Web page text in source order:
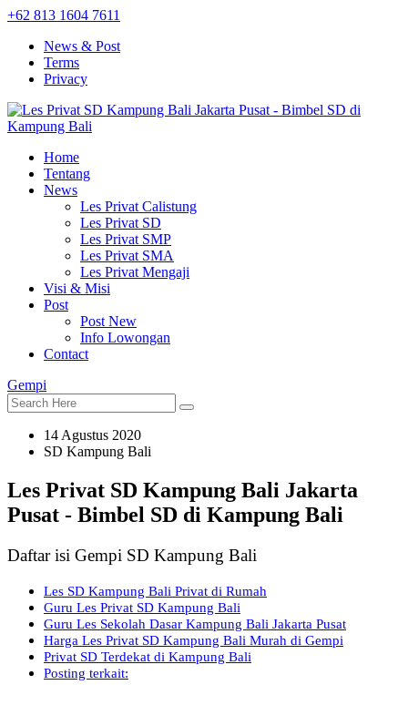
+62 813 1604 7611
News & Post
Terms
Privacy
Home
Tentang
News
Les Privat Calistung
Les Privat SD
Les Privat SMP
Les Privat SMA
Les Privat Mengaji
Visi & Misi
Post
Post New
Info Lowongan
Contact
Gempi
14 Agustus 2020
SD Kampung Bali
Les Privat SD Kampung Bali Jakarta
Pusat - Bimbel SD di Kampung Bali
Daftar isi Gempi SD Kampung Bali
Les SD Kampung Bali Privat di Rumah
Guru Les Privat SD Kampung Bali
Guru Les Sekolah Dasar Kampung Bali Jakarta Pusat
Harga Les Privat SD Kampung Bali Murah di Gempi
Privat SD Terdekat di Kampung Bali
Posting terkait: